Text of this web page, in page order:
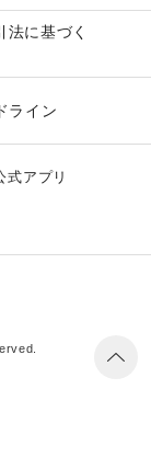
法に基づく
ライン
式アプリ